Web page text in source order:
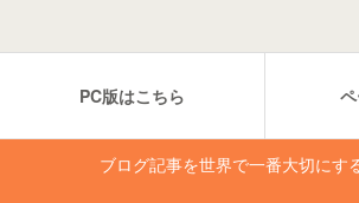
PC版はこちら
ブログ記事を世界で一番大切にす